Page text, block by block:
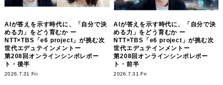
AIが答えを示す時代に、「自分で決
める力」をどう育むか ー
NTT×TBS「e6 project」が挑む次
世代エデュテインメントー
第208回オンラインシンポレポー
ト・後半
2026.7.31 Fri
AIが答えを示す時代に、「自分で決
める力」をどう育むか ー
NTT×TBS「e6 project」が挑む次
世代エデュテインメントー
第208回オンラインシンポレポー
ト・前半
2026.7.31 Fri